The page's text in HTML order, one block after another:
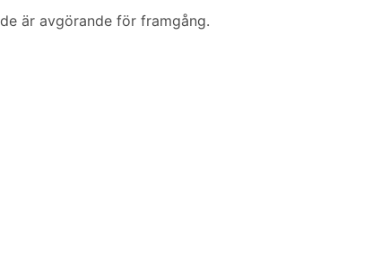
är avgörande för framgång.